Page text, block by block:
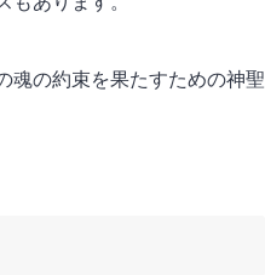
魂の約束を果たすための神聖